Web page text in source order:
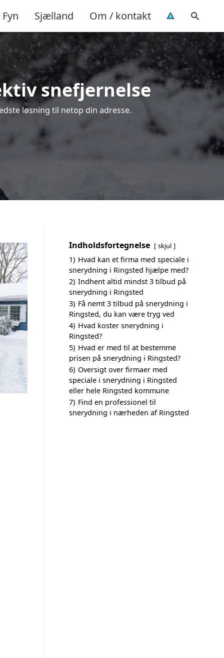
Fyn Sjælland Om / kontakt
snefjernelse
løsning til netop din adresse.
Indholdsfortegnelse skjul
1) Hvad kan et firma med speciale i
snerydning i Ringsted hjælpe med?
2) Indhent altid mindst 3 tilbud på
snerydning i Ringsted
3) Få nemt 3 tilbud på snerydning i
Ringsted, du kan være tryg ved
4) Hvad koster snerydning i
Ringsted?
5) Hvad er med til at bestemme
prisen på snerydning i Ringsted?
6) Oversigt over firmaer med
speciale i snerydning i Ringsted
eller hele Ringsted kommune
7) Find en professionel til
snerydning i nærheden af Ringsted